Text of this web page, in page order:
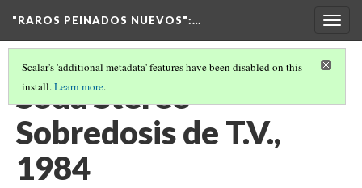
"RAROS PEINADOS NUEVOS":…
Scalar's 'additional metadata' features have been disabled on this
install.Learn more.
Soda Stereo -
Sobredosis de T.V.,
1984